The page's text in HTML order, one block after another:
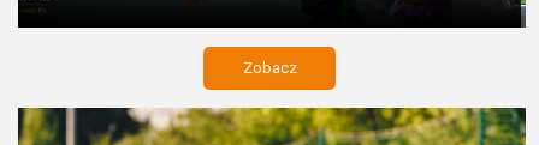
Zobacz